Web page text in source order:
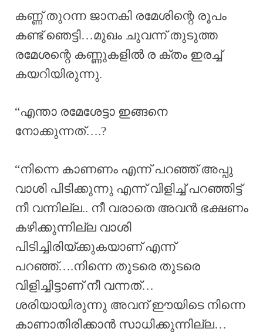
കണ്ണ് തുറന്ന ജാനകി രമേശിന്റെ രൂപം
കണ്ട് ഞെട്ടി…മുഖം ചുവന്ന് തുടുത്ത
രമേശന്റെ കണ്ണുകളിൽ ര ക്തം ഇരച്ച്
കയറിയിരുന്നു.
“എന്താ രമേശേട്ടാ ഇങ്ങനെ
നോക്കുന്നത്….?
“നിന്നെ കാണണം എന്ന് പറഞ്ഞ് അപ്പു
വാശി പിടിക്കുന്നു എന്ന് വിളിച്ച് പറഞ്ഞിട്ട്
നീ വന്നില്ല.. നീ വരാതെ അവൻ ഭക്ഷണം
കഴിക്കുന്നില്ല വാശി
പിടിച്ചിരിയ്ക്കുകയാണ് എന്ന്
പറഞ്ഞ്….നിന്നെ തുടരെ തുടരെ
വിളിച്ചിട്ടാണ് നീ വന്നത്…
ശരിയായിരുന്നു അവന് ഈയിടെ നിന്നെ
കാണാതിരിക്കാൻ സാധിക്കുന്നില്ല…